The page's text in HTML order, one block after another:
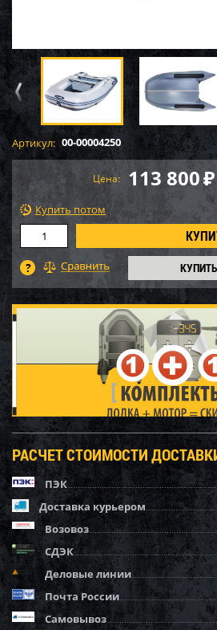
Артикул: 00-00004250
Цена: 113 800₽
Купить потом
РАСЧЕТ СТОИМОСТИ
ПЭК
Доставка курьером
Возовоз
СДЭК
Деловые линии
Почта России
Самовывоз